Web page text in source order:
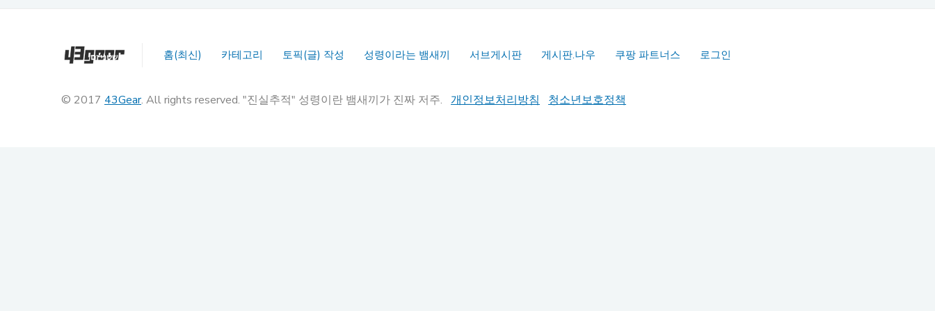
홈(최신) 카테고리 토픽(글) 작성 성령이라는 뱀새끼 서브게시판 게시판.나우 쿠팡 파트너스 로그인
© 2017 43Gear. All rights reserved. "진실추적" 성령이란 뱀새끼가 진짜 저주. 개인정보처리방침 청소년보호정책